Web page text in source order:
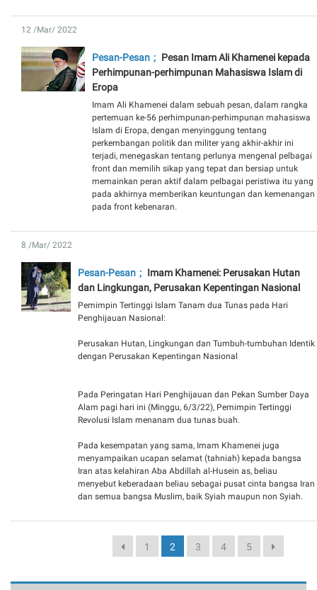
12 /Mar/ 2022
Pesan-Pesan
Pesan Imam Ali Khamenei kepada
Perhimpunan-perhimpunan Mahasiswa Islam di
Eropa
Imam Ali Khamenei dalam sebuah pesan, dalam rangka
pertemuan ke-56 perhimpunan-perhimpunan mahasiswa
Islam di Eropa, dengan menyinggung tentang
perkembangan politik dan militer yang akhir-akhir ini
terjadi, menegaskan tentang perlunya mengenal pelbagai
front dan memilih sikap yang tepat dan bersiap untuk
memainkan peran aktif dalam pelbagai peristiwa itu yang
pada akhirnya memberikan keuntungan dan kemenangan
pada front kebenaran.
8 /Mar/ 2022
Pesan-Pesan
Imam Khamenei: Perusakan Hutan
dan Lingkungan, Perusakan Kepentingan Nasional
Pemimpin Tertinggi Islam Tanam dua Tunas pada Hari
Penghijauan Nasional:
Perusakan Hutan, Lingkungan dan Tumbuh-tumbuhan Identik
dengan Perusakan Kepentingan Nasional
Pada Peringatan Hari Penghijauan dan Pekan Sumber Daya
Alam pagi hari ini (Minggu, 6/3/22), Pemimpin Tertinggi
Revolusi Islam menanam dua tunas buah.
Pada kesempatan yang sama, Imam Khamenei juga
menyampaikan ucapan selamat (tahniah) kepada bangsa
Iran atas kelahiran Aba Abdillah al-Husein as, beliau
menyebut keberadaan beliau sebagai pusat cinta bangsa Iran
dan semua bangsa Muslim, baik Syiah maupun non Syiah.
1 2 3 4 5